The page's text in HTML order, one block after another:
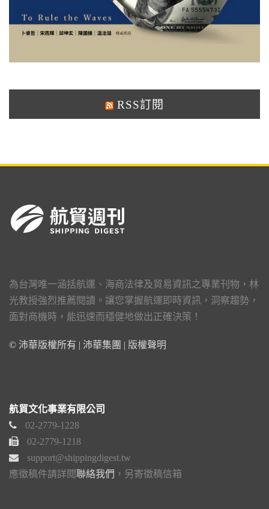
RSS訂閱
為台灣唯一涵括航運、海商法律及貿易資訊之專業刊物，林
光教授強烈推薦閱讀。讓您掌握航運即時資訊，洞察趨勢，
面對商機時，能迅速而穩健地做出正確決策！
© 沛華版權所有 | 沛華集團 | 版權聲明
航貿文化事業有限公司
02-2779-1228
02-2779-1218
support@shippingdigest.tw
應徵稿件請詳閱聯絡我們 ，另寄徵稿信箱